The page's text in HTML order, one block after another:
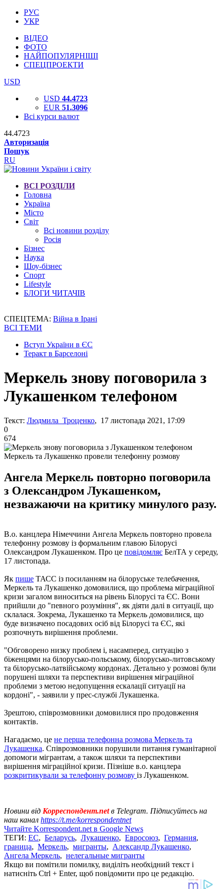
РУС
УКР
ВІДЕО
ФОТО
НАЙПОПУЛЯРНІШІ
СПЕЦПРОЕКТИ
USD
USD 44.4723
EUR 51.3096
Всі курси валют
44.4723
Авторизація
Пошук
RU
ВСІ РОЗДІЛИ
Головна
Україна
Місто
Світ
Всі новини розділу
Росія
Бізнес
Наука
Шоу-бізнес
Спорт
Lifestyle
БЛОГИ ЧИТАЧІВ
СПЕЦТЕМА: Війна в Ірані
ВСІ ТЕМИ
Вступ України в ЄС
Теракт в Барселоні
Меркель знову поговорила з
Лукашенком телефоном
Текст: Людмила Троценко, 17 листопада 2021, 17:09
0
674
Меркель та Лукашенко провели телефонну розмову
Ангела Меркель повторно поговорила
з Олександром Лукашенком,
незважаючи на критику минулого разу.
В.о. канцлера Німеччини Ангела Меркель повторно провела
телефонну розмову із формальним главою Білорусі
Олександром Лукашенком. Про це повідомляє БелТА у середу,
17 листопада.
Як пише ТАСС із посиланням на білоруське телебачення,
Меркель та Лукашенко домовилися, що проблема міграційної
кризи загалом виноситься на рівень Білорусі та ЄС. Вони
прийшли до "певного розуміння", як діяти далі в ситуації, що
склалася. Зокрема, Лукашенко та Меркель домовилися, що
буде визначено посадових осіб від Білорусі та ЄС, які
розпочнуть вирішення проблеми.
"Обговорено низку проблем і, насамперед, ситуацію з
біженцями на білорусько-польському, білорусько-литовському
та білорусько-латвійському кордонах. Детально у розмові були
порушені шляхи та перспективи вирішення міграційної
проблеми з метою недопущення ескалації ситуації на
кордоні", - заявили у прес-службі Лукашенка.
Зрештою, співрозмовники домовилися про продовження
контактів.
Нагадаємо, це не перша телефонна розмова Меркель та
Лукашенка. Співрозмовники порушили питання гуманітарної
допомоги мігрантам, а також шляхи та перспективи
вирішення міграційної кризи. Пізніше в.о. канцлера
розкритикували за телефонну розмову із Лукашенком.
Новини від Корреспондент.netв Telegram. Підписуйтесь на
наш канал https://t.me/korrespondentnet
Читайте Korrespondent.net в Google News
ТЕГИ: ЕС, Беларусь, Лукашенко, Евросоюз, Германия,
граница, Меркель, мигранты, Александр Лукашенко,
Ангела Меркель, нелегальные мигранты
Якщо ви помітили помилку, виділіть необхідний текст і
натисніть Ctrl + Enter, щоб повідомити про це редакцію.